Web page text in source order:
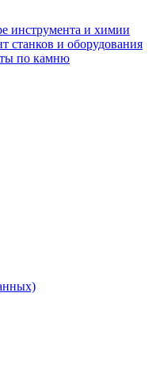
инструмента и химии
станков и оборудования
по камню